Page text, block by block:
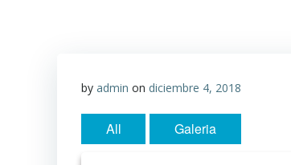
by admin on diciembre 4, 2018
All Galeria